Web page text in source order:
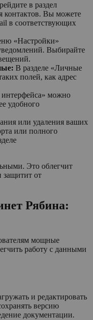
в раздел
контактов. Вы можете
в соответствующих
«Настройки»
Выбирайте
В разделе «Личные
полей, как адрес
можно
удобного
или удаления ваших
или полного
Это облегчит
защитит от
Рябина:
мощные
работу с данными
и редактировать
версию
документации.